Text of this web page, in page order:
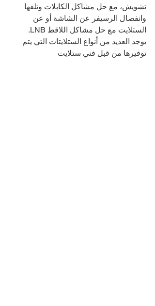
تشويش، مع حل مشاكل الكابلات وتلفها
وانفصال الرسيفر عن الشاشة أو عن
الستلايت مع حل مشاكل اللاقط LNB.
يوجد العديد من أنواع الستلايتات التي يتم
توفيرها من قبل فني ستلايت